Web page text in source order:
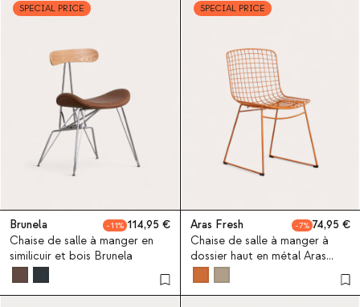
SPECIAL PRICE
Brunela 11
114,95
Chaise de salle à manger en
similicuir et bois Brunela
SPECIAL PRICE
Aras Fresh 7
74,95
Chaise de salle à manger à
dossier haut en métal Aras
Fresh